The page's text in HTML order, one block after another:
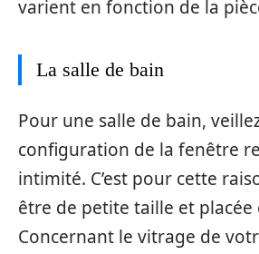
varient en fonction de la
La salle de bain
Pour une salle de bain,
configuration de la fenêtre
intimité. C’est pour cette
être de petite taille et placée
Concernant le vitrage de